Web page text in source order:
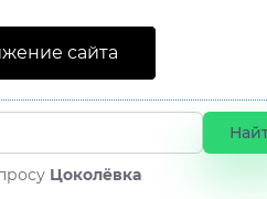
сайта
Цоколёвка